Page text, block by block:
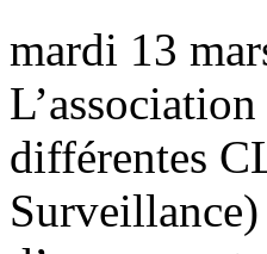
mardi 13
différentes